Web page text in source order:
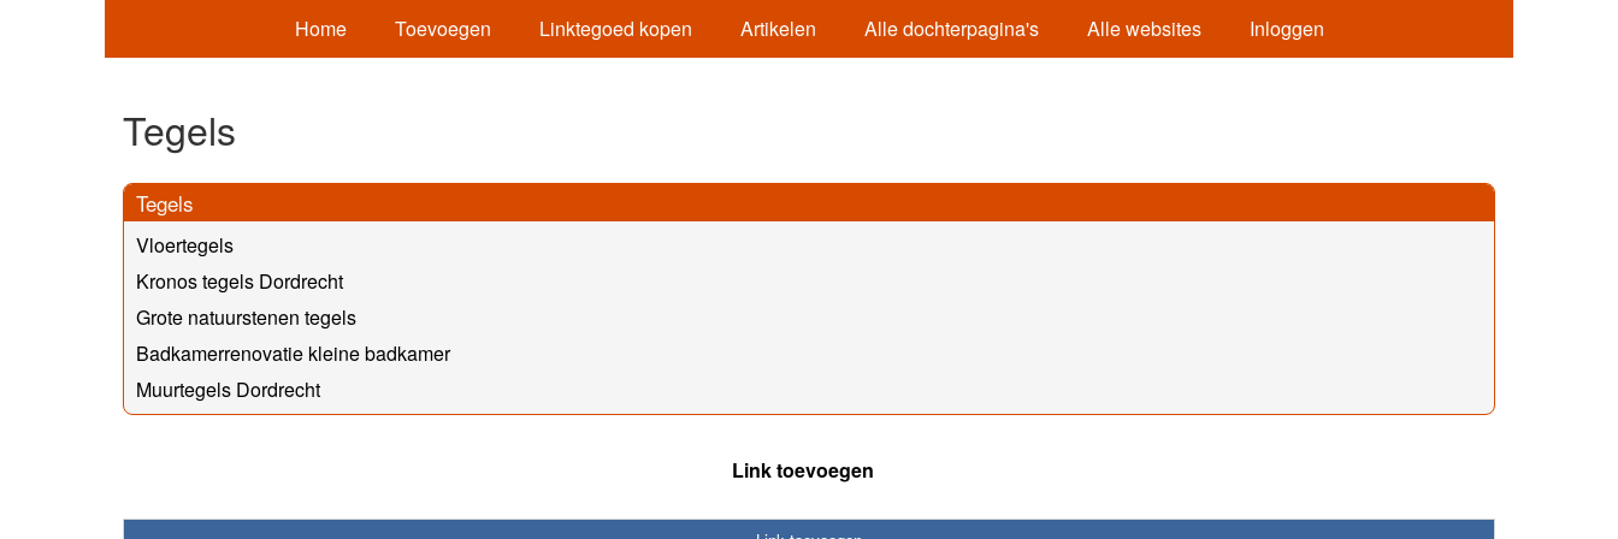
Home Toevoegen Linktegoed kopen Artikelen Alle dochterpagina's Alle websites Inloggen
Tegels
Tegels
Vloertegels
Kronos tegels Dordrecht
Grote natuurstenen tegels
Badkamerrenovatie kleine badkamer
Muurtegels Dordrecht
Link toevoegen